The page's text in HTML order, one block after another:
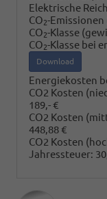
Elektrische
CO2-
CO2-Klasse
CO2-Klasse bei
Download
Energiekosten
CO2 Kosten
189,- €
CO2 Kosten
448,88 €
CO2 Kosten
Jahressteuer: